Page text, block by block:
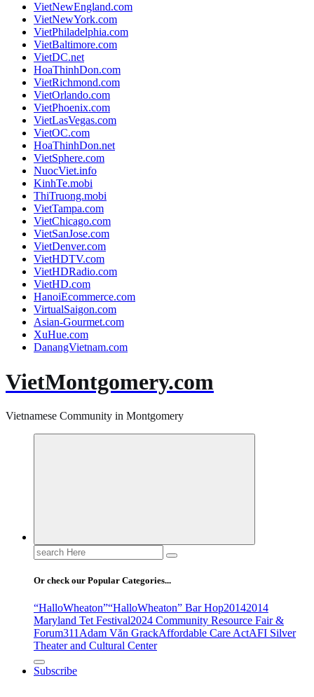
VietNewEngland.com
VietNewYork.com
VietPhiladelphia.com
VietBaltimore.com
VietDC.net
HoaThinhDon.com
VietRichmond.com
VietOrlando.com
VietPhoenix.com
VietLasVegas.com
VietOC.com
HoaThinhDon.net
VietSphere.com
NuocViet.info
KinhTe.mobi
ThiTruong.mobi
VietTampa.com
VietChicago.com
VietSanJose.com
VietDenver.com
VietHDTV.com
VietHDRadio.com
VietHD.com
HanoiEcommerce.com
VirtualSaigon.com
Asian-Gourmet.com
XuHue.com
DanangVietnam.com
VietMontgomery.com
Vietnamese Community in Montgomery
Search
for:
Or check our Popular Categories...
“HalloWheaton”“HalloWheaton” Bar Hop20142014
Maryland Tet Festival2024 Community Resource Fair &
Forum311Adam Văn GrackAffordable Care ActAFI Silver
Theater and Cultural Center
Subscribe